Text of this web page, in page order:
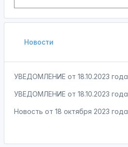
Новости
УВЕДОМЛЕНИЕ от 18.10.2023 года
УВЕДОМЛЕНИЕ от 18.10.2023 года
Новость от 18 октября 2023 года